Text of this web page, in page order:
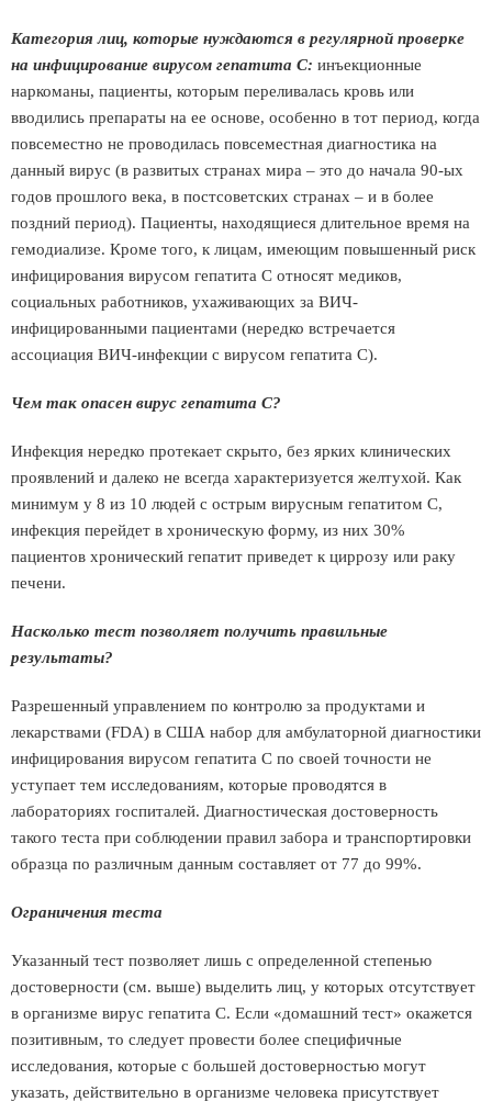
Категория лиц, которые нуждаются в регулярной проверке
на инфицирование вирусом гепатита С: инъекционные
наркоманы, пациенты, которым переливалась кровь или
вводились препараты на ее основе, особенно в тот период, когда
повсеместно не проводилась повсеместная диагностика на
данный вирус (в развитых странах мира – это до начала 90-ых
годов прошлого века, в постсоветских странах – и в более
поздний период). Пациенты, находящиеся длительное время на
гемодиализе. Кроме того, к лицам, имеющим повышенный риск
инфицирования вирусом гепатита С относят медиков,
социальных работников, ухаживающих за ВИЧ-
инфицированными пациентами (нередко встречается
ассоциация ВИЧ-инфекции с вирусом гепатита С).
Чем так опасен вирус гепатита С?
Инфекция нередко протекает скрыто, без ярких клинических
проявлений и далеко не всегда характеризуется желтухой. Как
минимум у 8 из 10 людей с острым вирусным гепатитом С,
инфекция перейдет в хроническую форму, из них 30%
пациентов хронический гепатит приведет к циррозу или раку
печени.
Насколько тест позволяет получить правильные
результаты?
Разрешенный управлением по контролю за продуктами и
лекарствами (FDA) в США набор для амбулаторной диагностики
инфицирования вирусом гепатита С по своей точности не
уступает тем исследованиям, которые проводятся в
лабораториях госпиталей. Диагностическая достоверность
такого теста при соблюдении правил забора и транспортировки
образца по различным данным составляет от 77 до 99%.
Ограничения теста
Указанный тест позволяет лишь с определенной степенью
достоверности (см. выше) выделить лиц, у которых отсутствует
в организме вирус гепатита С. Если «домашний тест» окажется
позитивным, то следует провести более специфичные
исследования, которые с большей достоверностью могут
указать, действительно в организме человека присутствует